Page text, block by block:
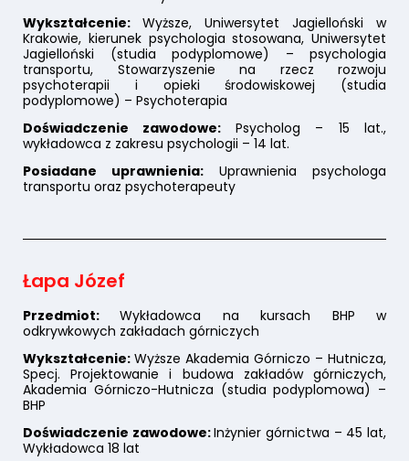
Wykształcenie: Wyższe, Uniwersytet Jagielloński w
Krakowie, kierunek psychologia stosowana, Uniwersytet
Jagielloński (studia podyplomowe) – psychologia
transportu, Stowarzyszenie na rzecz rozwoju
psychoterapii i opieki środowiskowej (studia
podyplomowe) – Psychoterapia
Doświadczenie zawodowe: Psycholog – 15 lat.,
wykładowca z zakresu psychologii – 14 lat.
Posiadane uprawnienia: Uprawnienia psychologa
transportu oraz psychoterapeuty
Łapa Józef
Przedmiot:Wykładowca na kursach BHP w
odkrywkowych zakładach górniczych
Wykształcenie: Wyższe Akademia Górniczo – Hutnicza,
Specj. Projektowanie i budowa zakładów górniczych,
Akademia Górniczo-Hutnicza (studia podyplomowa) –
BHP
Doświadczenie zawodowe:Inżynier górnictwa – 45 lat,
Wykładowca 18 lat